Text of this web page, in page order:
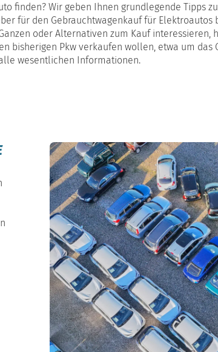
finden? Wir geben Ihnen grundlegende Tipps
für den Gebrauchtwagenkauf für Elektroautos
oder Alternativen zum Kauf interessieren,
bisherigen Pkw verkaufen wollen, etwa um
wesentlichen Informationen.